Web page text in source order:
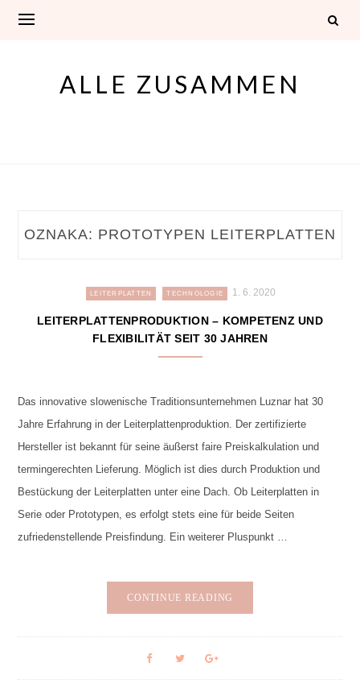
ALLE ZUSAMMEN
OZNAKA: PROTOTYPEN LEITERPLATTEN
LEITERPLATTEN TECHNOLOGIE 1. 6. 2020
LEITERPLATTENPRODUKTION – KOMPETENZ UND
FLEXIBILITÄT SEIT 30 JAHREN
Das innovative slowenische Traditionsunternehmen Luznar hat 30
Jahre Erfahrung in der Leiterplattenproduktion. Der zertifizierte
Hersteller ist bekannt für seine äußerst faire Preiskalkulation und
termingerechten Lieferung. Möglich ist dies durch Produktion und
Bestückung der Leiterplatten unter eine Dach. Ob Leiterplatten in
Serie oder Prototypen, es erfolgt stets eine für beide Seiten
zufriedenstellende Preisfindung. Ein weiterer Pluspunkt …
CONTINUE READING